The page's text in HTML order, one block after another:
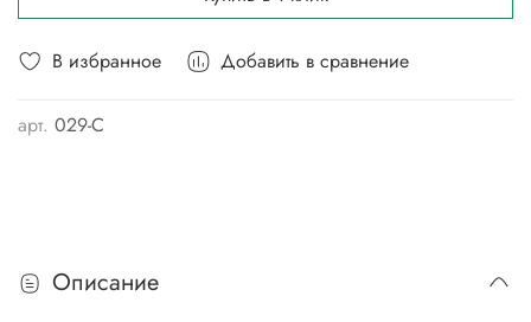
В избранное Добавить в сравнение
арт. 029-С
Описание